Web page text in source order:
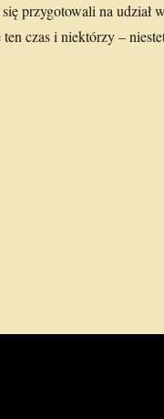
przygotowali na udział
czas i niektórzy –